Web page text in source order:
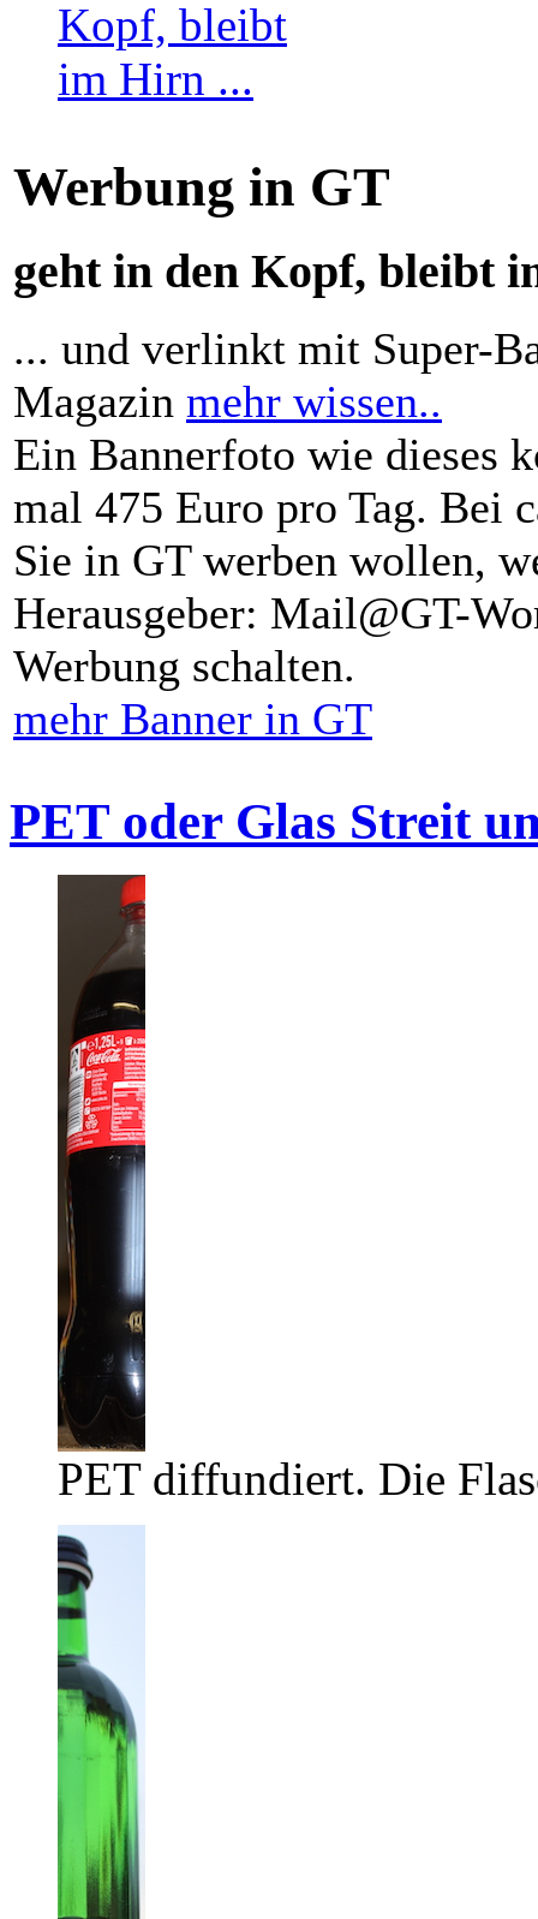
Werbung in GT
geht in den Kopf, bleibt
... und verlinkt mit Super-
Magazin mehr wissen..
Ein Bannerfoto wie dieses
mal 475 Euro pro Tag. Bei
Sie in GT werben wollen,
Herausgeber: Mail@GT-
Werbung schalten.
mehr Banner in GT
PET oder Glas Streit
PET diffundiert. Die